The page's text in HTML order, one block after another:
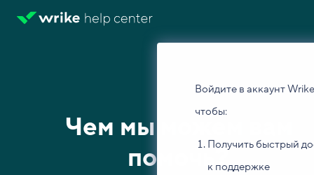
Войдите в аккаунт
чтобы:
Получить быстрый
к поддержке
Чем мы можем вам
помочь?